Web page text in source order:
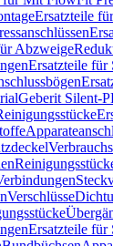
Ersatzteile
Abzweige
Ersatzteile für
Geberit Silent-
Verschlüsse
Ersatzteile für